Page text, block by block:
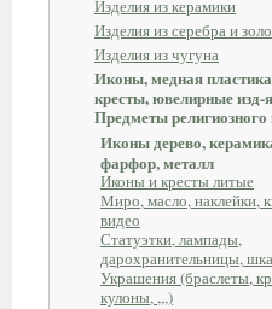
Изделия из керамики
Изделия из серебра и
Изделия из чугуна
Иконы, медная
кресты, ювелирные изд-
Предметы религиозного
Иконы дерево,
фарфор, металл
Иконы и кресты литые
Миро, масло, наклейки,
видео
Статуэтки, лампады,
дарохранительницы,
Украшения (браслеты,
кулоны, ,,,)